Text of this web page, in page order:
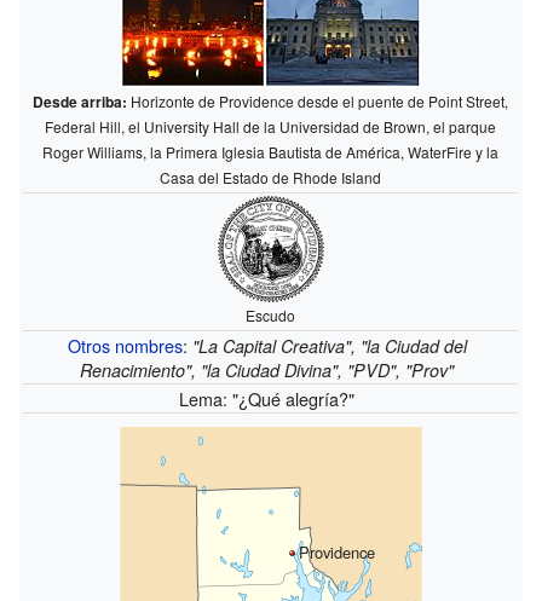
Desde arriba: Horizonte de Providence desde el puente de Point Street,
Federal Hill, el University Hall de la Universidad de Brown, el parque
Roger Williams, la Primera Iglesia Bautista de América, WaterFire y la
Casa del Estado de Rhode Island
Escudo
Otros nombres: "La Capital Creativa", "la Ciudad del
Renacimiento", "la Ciudad Divina", "PVD", "Prov"
Lema: "¿Qué alegría?"
Providence